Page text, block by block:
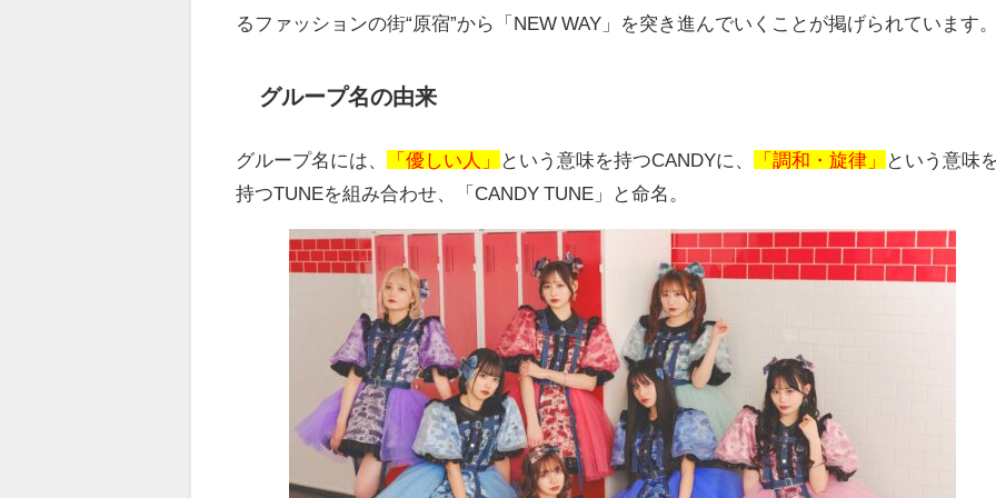
るファッションの街“原宿”から「 NEW WAY 」を突き進んでいくことが掲げられています
グループ名の由来
グループ名には、 「優しい人」 という意味を持つCANDYに、 「調和・旋律」
という意味
持つTUNEを組み合わせ、「 CANDY TUNE 」と命名。